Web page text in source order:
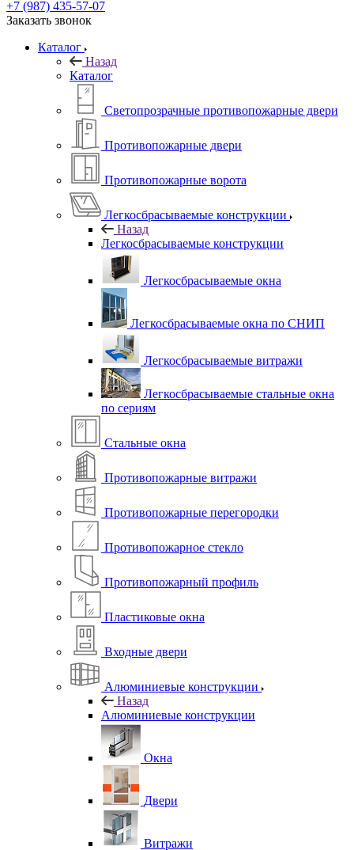
+7 (987) 435-57-07
Заказать звонок
Каталог
Назад
Каталог
Светопрозрачные противопожарные двери
Противопожарные двери
Противопожарные ворота
Легкосбрасываемые конструкции
Назад
Легкосбрасываемые конструкции
Легкосбрасываемые окна
Легкосбрасываемые окна по СНИП
Легкосбрасываемые витражи
Легкосбрасываемые стальные окна
по сериям
Стальные окна
Противопожарные витражи
Противопожарные перегородки
Противопожарное стекло
Противопожарный профиль
Пластиковые окна
Входные двери
Алюминиевые конструкции
Назад
Алюминиевые конструкции
Окна
Двери
Витражи